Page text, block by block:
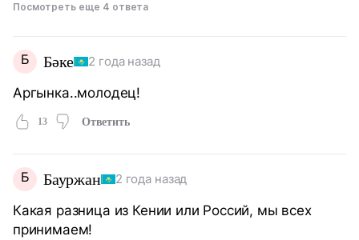
Посмотреть еще 4 ответа
Б Бәке 2 года назад
Аргынка..молодец!
13 Ответить
Б Бауржан 2 года назад
Какая разница из Кении или Россий, мы всех
принимаем!